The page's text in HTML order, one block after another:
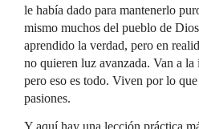
le había dado para mantenerlo
mismo muchos del pueblo de
aprendido la verdad, pero en
no quieren luz avanzada. Van a la
pero eso es todo. Viven por lo
pasiones.
Y aquí hay una lección práctica